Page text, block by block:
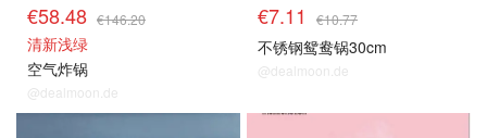
€58.48 €146.20
清新浅绿
空气炸锅
@dealmoon.de
€7.11 €10.77
不锈钢鸳鸯锅30cm
@dealmoon.de